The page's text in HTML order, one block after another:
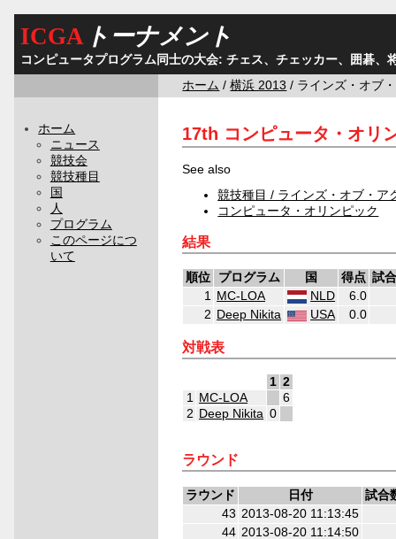
ICGAトーナメント
コンピュータプログラム同士の大会: チェス、チェッカー、囲碁、
ホーム /横浜 2013 / ラインズ・オブ
ホーム
ニュース
競技会
競技種目
国
人
プログラム
このページにつ
いて
17th コンピュータ・オリ
See also
競技種目 / ラインズ・オブ・ア
コンピュータ・オリンピック
結果
順位 プログラム 国 得点 試
1 MC-LOA NLD
6.0
2 Deep Nikita USA 0.0
対戦表
1 2
1 MC-LOA
6
2 Deep Nikita 0
ラウンド
ラウンド 日付
試合
43 2013-08-20 11:13:45
44 2013-08-20 11:14:50